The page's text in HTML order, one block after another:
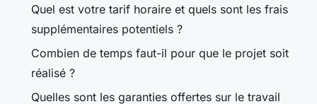
Quel est votre tarif horaire et quels sont les frais
supplémentaires potentiels ?
Combien de temps faut-il pour que le projet soit
réalisé ?
Quelles sont les garanties offertes sur le travail